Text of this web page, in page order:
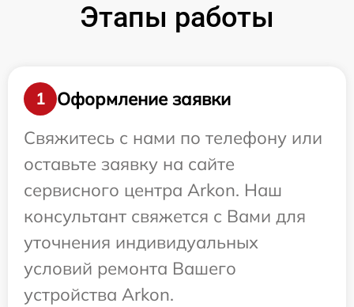
Этапы работы
1
Оформление заявки
Свяжитесь с нами по телефону или
оставьте заявку на сайте
сервисного центра Arkon. Наш
консультант свяжется с Вами для
уточнения индивидуальных
условий ремонта Вашего
устройства Arkon.